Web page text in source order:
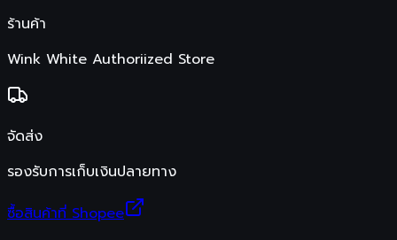
ร้านค้า
Wink White Authoriized Store
จัดส่ง
รองรับการเก็บเงินปลายทาง
ซื้อสินค้าที่ Shopee